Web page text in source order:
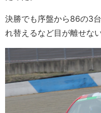
決勝でも序盤から86の3
れ替えるなど目が離せな